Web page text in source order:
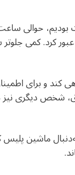
کرد. کمی
کند و برای
شخص دیگری نیز
ماشین پلیس